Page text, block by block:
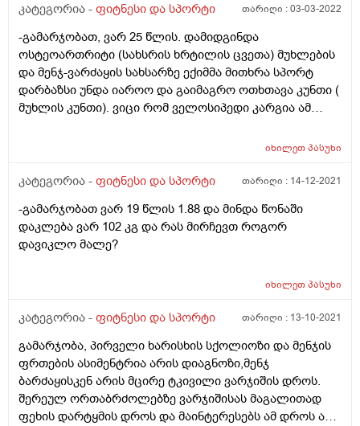
მსგავსი შეგრძნება მეუფლება მარიხუანის მოხმარების
დროსაც თუ მეტი მომივიდა თითქოს გონება უნდა
დავკარგო ხოლმე.
კატეგორია - ფიტნესი და სპორტი თარიღი :03-03-2022
-გამარჯობათ, ვარ 25 წლის. დამიდგინდა
ოსტეოართრიტი (სახსრის ხრტილის ცვეთა) მუხლების
და მენჯ-ვარძაყის სახსარზე ექიმმა მითხრა სპორტ
დარბაზსი უნდა იაროო და გაიმაგრო ოთხთავა კუნთი (
მუხლის კუნთი). ვიცი რომ ველოსიპედი კარგია ამ
რომელიც დადებითად მოქმედებსოსტეოართრიტის
იხილეთპასუხი
კატეგორია - ფიტნესი და სპორტი თარიღი : 14-12-2021
-გამარჯობათ ვარ 19 წლის 1.88 და მინდა წონაში
დაკლება ვარ 102 კგ და რას მირჩევთ როგორ
დავიკლო მალე?
იხილეთპასუხი
კატეგორია - ფიტნესი და სპორტი თარიღი : 13-10-2021
გამარჯობა, პირველი ხარისხის სქოლიოზი და მენჯის
ფრთების ასიმენტრია არის დიაგნოზი,მენჯ
ბარძაყისკენ არის მცირე ტკივილი ვარჯიშის დროს.
შერეულ ორთაბრძოლებზე ვარჯიშისას მაგალითად
ფეხის დარტყმის დროს და მაინტერესებს ამ დროს ამ